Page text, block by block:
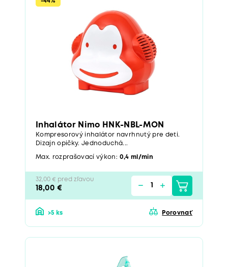
Inhalátor Nimo HNK-NBL-MON
Kompresorový inhalátor navrhnutý pre deti.
Dizajn opičky. Jednoduchá...
Max. rozprašovací výkon: 0,4 ml/min
32,00 € pred zľavou
18,00 €
>5 ks Porovnať